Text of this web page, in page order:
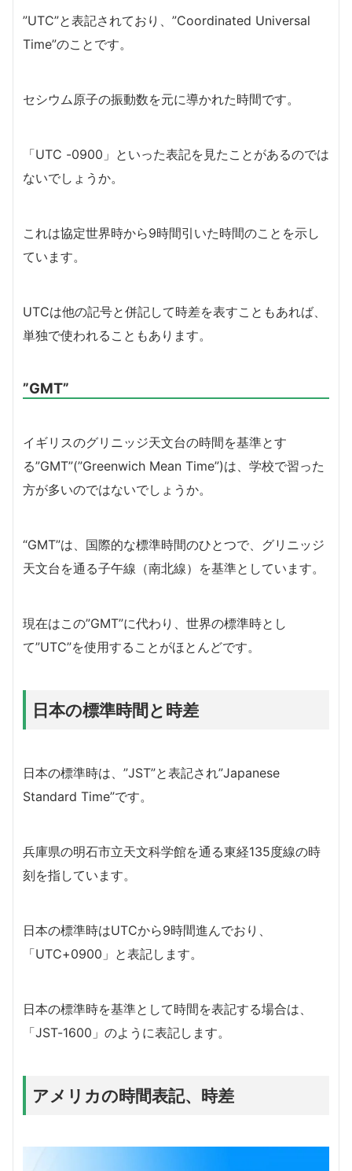
”UTC”と表記されており、”Coordinated Universal
Time”のことです。
セシウム原子の振動数を元に導かれた時間です。
「UTC -0900」といった表記を見たことがあるのでは
ないでしょうか。
これは協定世界時から9時間引いた時間のことを示し
ています。
UTCは他の記号と併記して時差を表すこともあれば、
単独で使われることもあります。
”GMT”
イギリスのグリニッジ天文台の時間を基準とす
る”GMT”(”Greenwich Mean Time”)は、学校で習った
方が多いのではないでしょうか。
“GMT”は、国際的な標準時間のひとつで、グリニッジ
天文台を通る子午線（南北線）を基準としています。
現在はこの”GMT”に代わり、世界の標準時とし
て”UTC”を使用することがほとんどです。
日本の標準時間と時差
日本の標準時は、”JST”と表記され”Japanese
Standard Time”です。
兵庫県の明石市立天文科学館を通る東経135度線の時
刻を指しています。
日本の標準時はUTCから9時間進んでおり、
「UTC+0900」と表記します。
日本の標準時を基準として時間を表記する場合は、
「JST-1600」のように表記します。
アメリカの時間表記、時差